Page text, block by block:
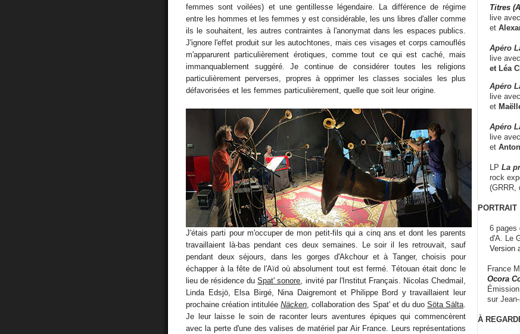
femmes sont voilées) et une gentillesse légendaire. La différence de régime
entre les hommes et les femmes y est considérable, les uns libres d'aller comme
ils le souhaitent, les autres contraintes à l'anonymat dans les espaces publics.
J'ignore l'effet produit sur les autochtones, mais ces visages et corps camouflés
m'apparurent particulièrement érotiques, comme tout ce qui est caché, mais
immanquablement suggéré. Je continue de considérer toutes les religions
particulièrement perverses, propres à opprimer les classes sociales les plus
défavorisées et les femmes particulièrement, quelle que soit leur origine.
J'étais parti pour m'occuper de mon petit-fils qui a cinq ans et dont les parents
travaillaient là-bas pendant ces deux semaines. Le soir il les retrouvait, sauf
pendant deux séjours, dans les gorges d'Akchour et à Tanger, choisis pour
échapper à la fête de l'Aïd où absolument tout est fermé. Tétouan était donc le
lieu de résidence duSpat' sonore , invité par l'Institut Français. Nicolas Chedmail,
Linda Edsjö, Elsa Birgé, Nina Daigremont et Philippe Bord y travaillaient leur
prochaine création intituléeNäcken , collaboration des Spat' et du duo Söta Sälta
Je leur laisse le soin de raconter leurs aventures épiques qui commencèrent
avec la perte d'une des valises de matériel par Air France. Leurs représentations
Titres
live avec
et
Apéro
live avec
et Léa
Apéro
live avec
et
Apéro
live avec
et
LP La
rock
(GRRR,
PORTRAIT
6 pages
d'A. Le
Version
France
Ocora
Émission
sur Jean-
À